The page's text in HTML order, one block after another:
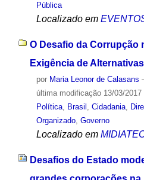
Pública
Localizado em
O Desafio da Corrupção
Exigência de
por Maria Leonor de Calasans
última modificação13/03/2017
Política, Brasil Cidadania,
Organizado, Governo
Localizado em
Desafios do Estado